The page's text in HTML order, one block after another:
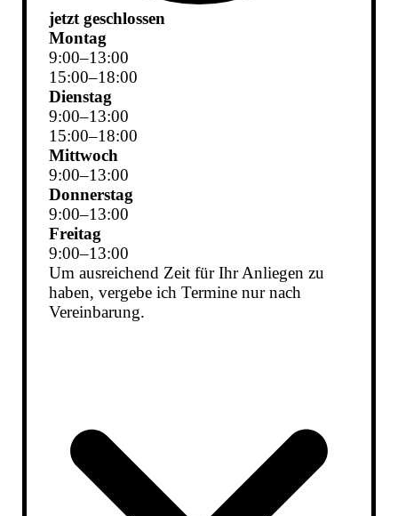
jetzt geschlossen
Montag
9:00–13:00
15:00–18:00
Dienstag
9:00–13:00
15:00–18:00
Mittwoch
9:00–13:00
Donnerstag
9:00–13:00
Freitag
9:00–13:00
Um ausreichend Zeit für Ihr Anliegen zu
haben, vergebe ich Termine nur nach
Vereinbarung.